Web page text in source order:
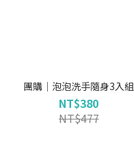
團購｜泡泡洗手隨身3入組
NT$380
NT$477